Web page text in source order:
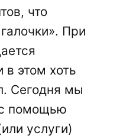
что
При
в этом хоть
Сегодня мы
помощью
услуги)